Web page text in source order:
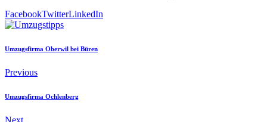
FacebookTwitterLinkedIn
Umzugsfirma Oberwil bei Büren
Previous
Umzugsfirma Ochlenberg